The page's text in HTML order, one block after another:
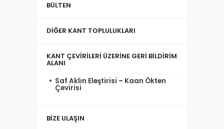
BÜLTEN
DIĞER KANT TOPLULUKLARI
KANT ÇEVIRILERI ÜZERINE GERI BILDIRIM
ALANI
Saf Aklın Eleştirisi – Kaan Ökten
Çevirisi
BIZE ULAŞIN